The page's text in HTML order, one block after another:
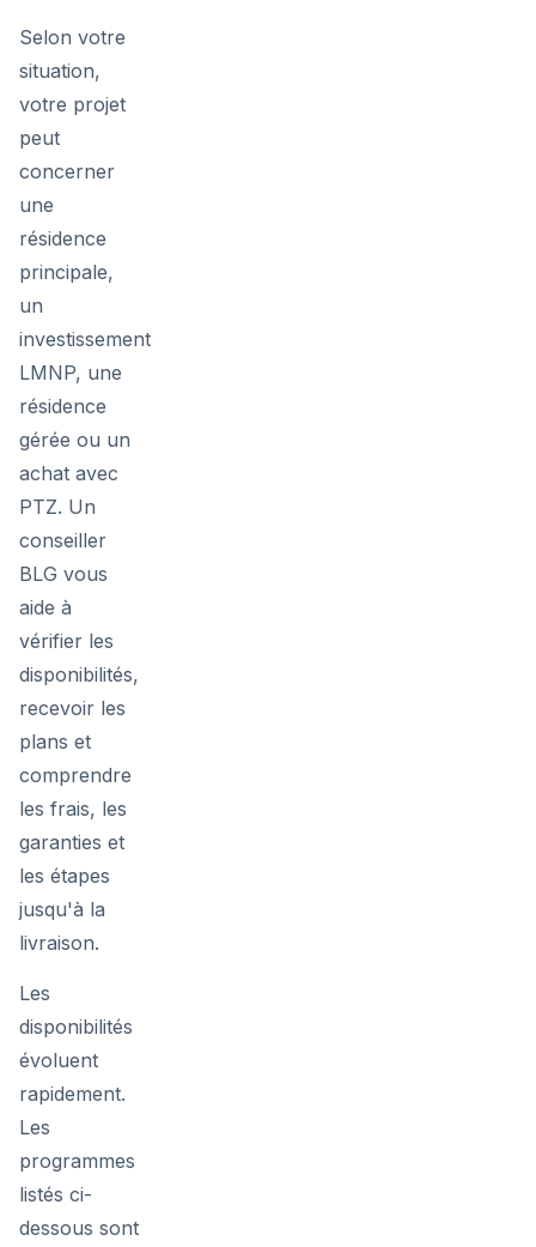
Selon votre
situation,
votre projet
peut
concerner
une
résidence
principale,
un
investissement
LMNP, une
résidence
gérée ou un
achat avec
PTZ. Un
conseiller
BLG vous
aide à
vérifier les
disponibilités,
recevoir les
plans et
comprendre
les frais, les
garanties et
les étapes
jusqu'à la
livraison.
Les
disponibilités
évoluent
rapidement.
Les
programmes
listés ci-
dessous sont